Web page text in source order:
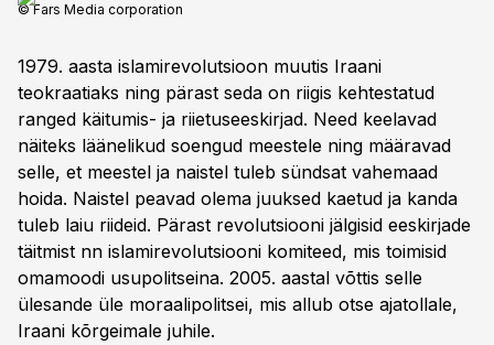
© Fars Media corporation
1979. aasta islamirevolutsioon muutis Iraani
teokraatiaks ning pärast seda on riigis kehtestatud
ranged käitumis- ja riietuseeskirjad. Need keelavad
näiteks läänelikud soengud meestele ning määravad
selle, et meestel ja naistel tuleb sündsat vahemaad
hoida. Naistel peavad olema juuksed kaetud ja kanda
tuleb laiu riideid. Pärast revolutsiooni jälgisid eeskirjade
täitmist nn islamirevolutsiooni komiteed, mis toimisid
omamoodi usupolitseina. 2005. aastal võttis selle
ülesande üle moraalipolitsei, mis allub otse ajatollale,
Iraani kõrgei­male juhile.